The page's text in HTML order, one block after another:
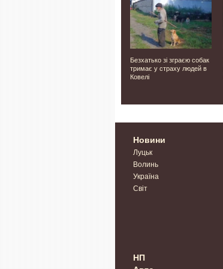
є
У Колківській громаді в
останній шлях провели
Героя Віталія Вороб'я
Безхатько зі зграєю собак
тримає у страху людей в
Ковелі
Новини
Луцьк
Волинь
Україна
Світ
НП